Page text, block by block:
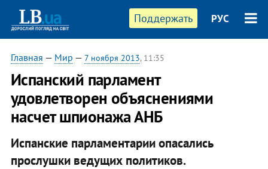
Поддержать РУС
Главная — Мир — 7 ноября 2013, 11:35
Испанский парламент
удовлетворен объяснениями
насчет шпионажа АНБ
Испанские парламентарии опасались
прослушки ведущих политиков.